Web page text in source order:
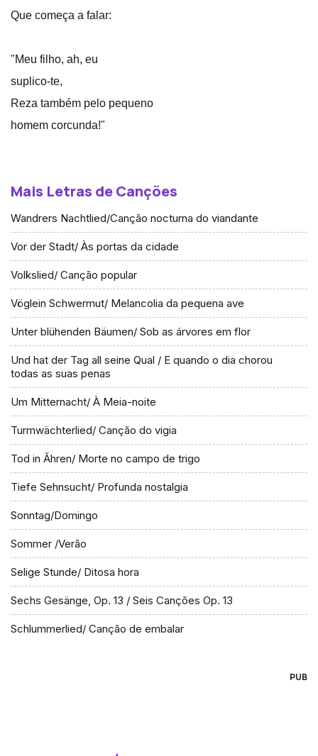
Que começa a falar:
"Meu filho, ah, eu
suplico-te,
Reza também pelo pequeno
homem corcunda!"
Mais Letras de Canções
Wandrers Nachtlied/Canção nocturna do viandante
Vor der Stadt/ Às portas da cidade
Volkslied/ Canção popular
Vöglein Schwermut/ Melancolia da pequena ave
Unter blühenden Bäumen/ Sob as árvores em flor
Und hat der Tag all seine Qual / E quando o dia chorou
todas as suas penas
Um Mitternacht/ À Meia-noite
Turmwächterlied/ Canção do vigia
Tod in Ăhren/ Morte no campo de trigo
Tiefe Sehnsucht/ Profunda nostalgia
Sonntag/Domingo
Sommer /Verão
Selige Stunde/ Ditosa hora
Sechs Gesänge, Op. 13 / Seis Canções Op. 13
Schlummerlied/ Canção de embalar
PUB